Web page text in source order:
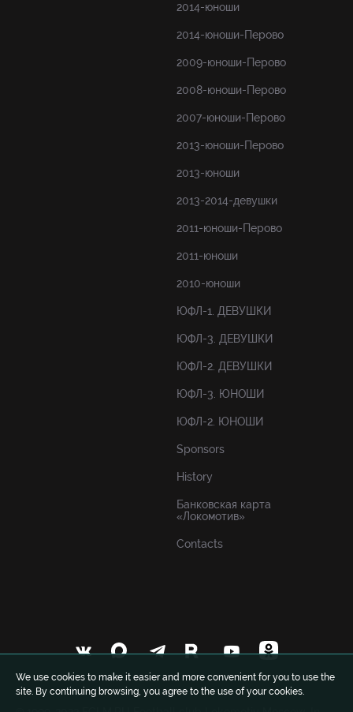
We use cookies to make it easier and more convenient for you to use the
site. By continuing browsing, you agree to the use of your cookies.
2014-юноши
2014-юноши-Перово
2009-юноши-Перово
2008-юноши-Перово
2007-юноши-Перово
2013-юноши-Перово
2013-юноши
2013-2014-девушки
2011-юноши-Перово
2011-юноши
2010-юноши
ЮФЛ-1. ДЕВУШКИ
ЮФЛ-3. ДЕВУШКИ
ЮФЛ-2. ДЕВУШКИ
ЮФЛ-3. ЮНОШИ
ЮФЛ-2. ЮНОШИ
Sponsors
History
Банковская карта
«Локомотив»
Contacts